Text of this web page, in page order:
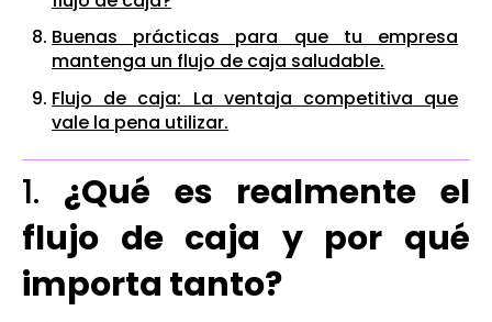
Buenas prácticas para que tu empresa
mantenga un flujo de caja saludable.
Flujo de caja: La ventaja competitiva que
vale la pena utilizar.
1. ¿Qué es realmente el
flujo de caja y por qué
importa tanto?